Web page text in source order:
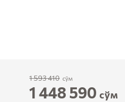
1 593 410 сўм
1 448 590 сўм